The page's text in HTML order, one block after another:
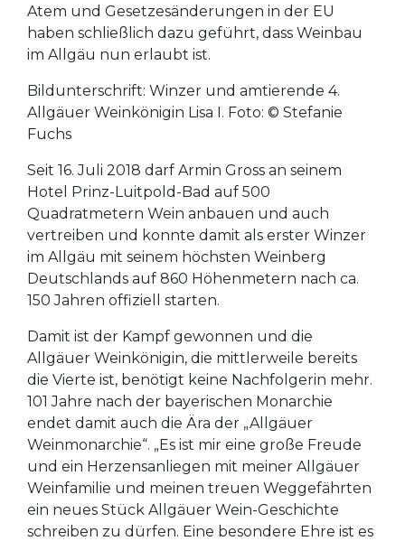
Atem und Gesetzesänderungen in der EU
haben schließlich dazu geführt, dass Weinbau
im Allgäu nun erlaubt ist.
Bildunterschrift: Winzer und amtierende 4.
Allgäuer Weinkönigin Lisa I. Foto: © Stefanie
Fuchs
Seit 16. Juli 2018 darf Armin Gross an seinem
Hotel Prinz-Luitpold-Bad auf 500
Quadratmetern Wein anbauen und auch
vertreiben und konnte damit als erster Winzer
im Allgäu mit seinem höchsten Weinberg
Deutschlands auf 860 Höhenmetern nach ca.
150 Jahren offiziell starten.
Damit ist der Kampf gewonnen und die
Allgäuer Weinkönigin, die mittlerweile bereits
die Vierte ist, benötigt keine Nachfolgerin mehr.
101 Jahre nach der bayerischen Monarchie
endet damit auch die Ära der „Allgäuer
Weinmonarchie“. „Es ist mir eine große Freude
und ein Herzensanliegen mit meiner Allgäuer
Weinfamilie und meinen treuen Weggefährten
ein neues Stück Allgäuer Wein-Geschichte
schreiben zu dürfen. Eine besondere Ehre ist es